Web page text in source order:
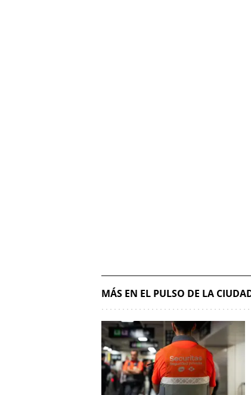
MÁS EN EL PULSO DE LA